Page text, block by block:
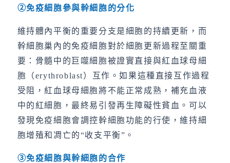
②免疫細胞參與幹細胞的分化
維持體內平衡的重要分支是細胞的持續更新，而
幹細胞巢內的免疫細胞對於細胞更新過程至關重
要：骨髓中的巨噬細胞被證實直接與紅血球母細
胞（erythroblast）互作。如果這種直接互作過程
受阻，紅血球母細胞將不能正常成熟，補充血液
中的紅細胞，最終易引發再生障礙性貧血。可以
發現免疫細胞會調控幹細胞功能的行使，維持細
胞增殖和凋亡的“收支平衡”。
③免疫細胞與幹細胞的合作